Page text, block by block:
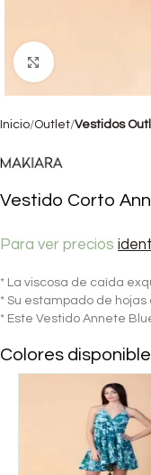
Haga clic para
Inicio Outlet Vestidos
Vestido Corto
Para ver precios
* La viscosa de caída
* Su estampado de
* Este Vestido Annete
Colores